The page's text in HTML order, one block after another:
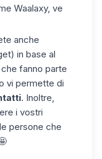
Waalaxy, ve
anche
in base al
fanno parte
vi permette di
. Inoltre,
i vostri
persone che